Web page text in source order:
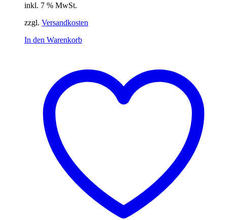
war:
inkl. 7 % MwSt.
zzgl. Versandkosten
In den Warenkorb